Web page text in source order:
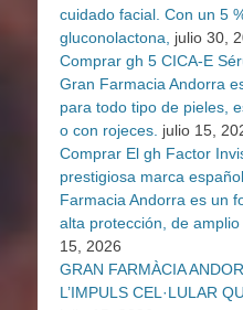
cuidado facial. Con un 5
gluconolactona,
julio 30,
Comprar gh 5 CICA-E
Gran Farmacia Andorra
para todo tipo de pieles,
o con rojeces. julio 15,
Comprar El gh Factor
prestigiosa marca
Farmacia Andorra es un
alta protección, de
15, 2026
GRAN FARMÀCIA
L’IMPULS CEL·LULAR